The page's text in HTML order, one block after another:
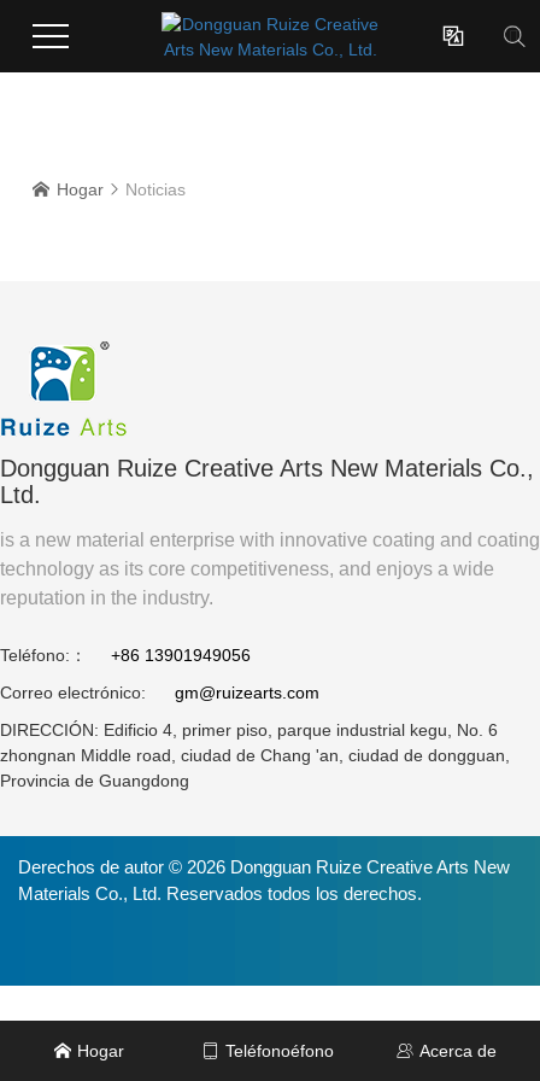

 Hogar  Noticias
Dongguan Ruize Creative Arts New Materials Co.,
Ltd.
is a new material enterprise with innovative coating and coating
technology as its core competitiveness, and enjoys a wide
reputation in the industry.
Teléfono:：
+86 13901949056
Correo electrónico:
gm@ruizearts.com
DIRECCIÓN: Edificio 4, primer piso, parque industrial kegu, No. 6
zhongnan Middle road, ciudad de Chang 'an, ciudad de dongguan,
Provincia de Guangdong
Derechos de autor © 2026 Dongguan Ruize Creative Arts New
Materials Co., Ltd. Reservados todos los derechos.
Hogar Teléfonoéfono Acerca de